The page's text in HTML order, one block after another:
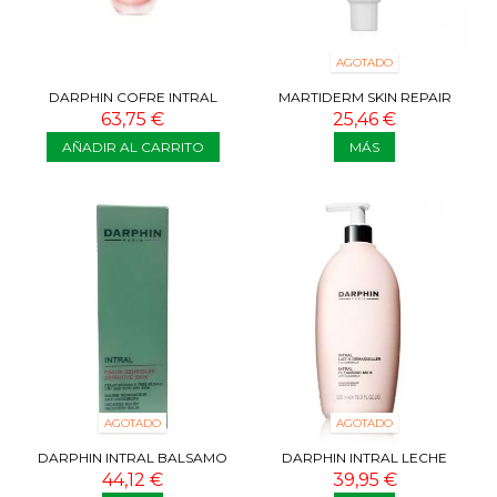
DARPHIN COFRE INTRAL
SÉRUM 30ML
63,75 €
AÑADIR AL CARRITO
AGOTADO
MARTIDERM SKIN REPAIR
ARNIKA SPF 30 GEL CREMA 50
ML
25,46 €
MÁS
AGOTADO
DARPHIN INTRAL BALSAMO
REPARADOR ANTIROJECES
PIEL SECA O...
44,12 €
AGOTADO
DARPHIN INTRAL LECHE
DESMAQUILLANTE 500 ML
39,95 €